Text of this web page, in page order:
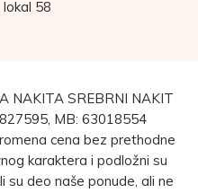
lokal 58
NAKITA SREBRNI NAKIT
MB: 63018554
cena bez prethodne
karaktera i podložni su
su deo naše ponude, ali ne